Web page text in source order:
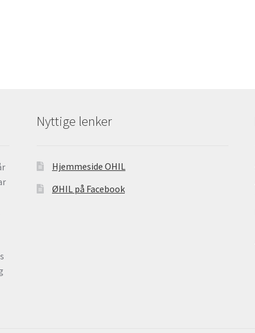
Nyttige lenker
Hjemmeside OHIL
ØHIL på Facebook